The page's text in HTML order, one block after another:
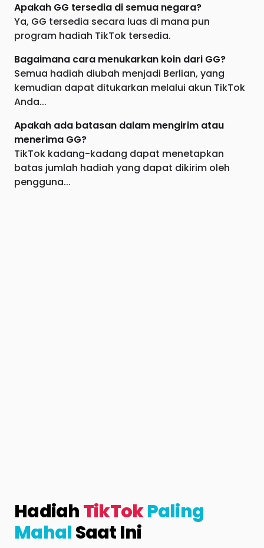
Apakah GG tersedia di semua negara?
Ya, GG tersedia secara luas di mana pun
program hadiah TikTok tersedia.
Bagaimana cara menukarkan koin dari GG?
Semua hadiah diubah menjadi Berlian, yang
kemudian dapat ditukarkan melalui akun TikTok
Anda...
Apakah ada batasan dalam mengirim atau
menerima GG?
TikTok kadang-kadang dapat menetapkan
batas jumlah hadiah yang dapat dikirim oleh
pengguna...
HadiahTikTokPaling
MahalSaat Ini